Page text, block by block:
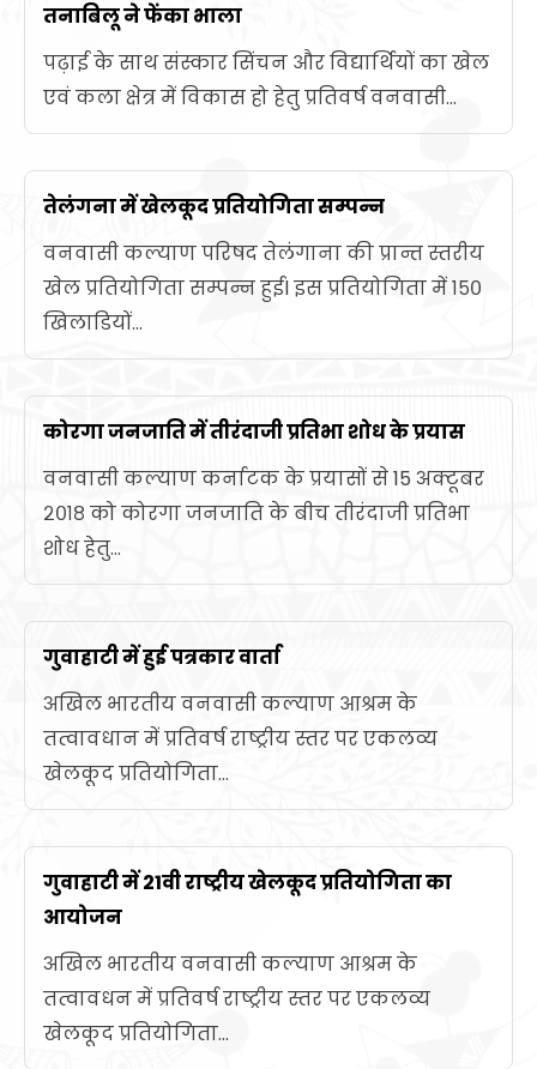
तनाबिलू ने फेंका भाला
पढ़ाई के साथ संस्कार सिंचन और विद्यार्थियों का खेल
एवं कला क्षेत्र में विकास हो हेतु प्रतिवर्ष वनवासी...
तेलंगना में खेलकूद प्रतियोगिता सम्पन्न
वनवासी कल्याण परिषद तेलंगाना की प्रान्त स्तरीय
खेल प्रतियोगिता सम्पन्न हुईl इस प्रतियोगिता में १५०
खिलाडियों...
कोरगा जनजाति में तीरंदाजी प्रतिभा शोध के प्रयास
वनवासी कल्याण कर्नाटक के प्रयासों से 15 अक्टूबर
२०१८ को कोरगा जनजाति के बीच तीरंदाजी प्रतिभा
शोध हेतु...
गुवाहाटी में हुई पत्रकार वार्ता
अखिल भारतीय वनवासी कल्याण आश्रम के
तत्वावधान में प्रतिवर्ष राष्ट्रीय स्तर पर एकलव्य
खेलकूद प्रतियोगिता...
गुवाहाटी में 21वी राष्ट्रीय खेलकूद प्रतियोगिता का
आयोजन
अखिल भारतीय वनवासी कल्याण आश्रम के
तत्वावधन में प्रतिवर्ष राष्ट्रीय स्तर पर एकलव्य
खेलकूद प्रतियोगिता...